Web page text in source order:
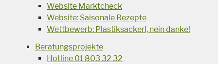
Website Marktcheck
Website: Saisonale Rezepte
Wettbewerb: Plastiksackerl, nein danke!
Beratungsprojekte
Hotline 01 803 32 32